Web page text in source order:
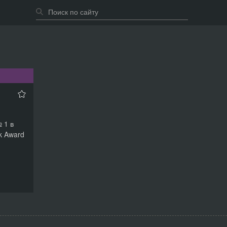
1 в
Award